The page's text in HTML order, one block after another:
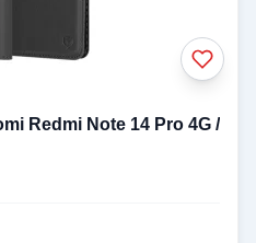
Redmi Note 14 Pro 4G /